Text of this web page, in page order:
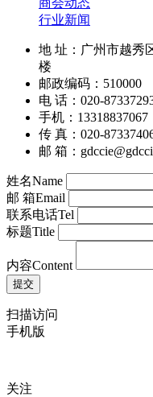
行业新闻
地 址：广州市越秀
楼
邮政编码：510000
电 话：020-
手机：13318837067
传 真：020-
邮 箱：
姓名Name
邮 箱Email
联系电话Tel
标题Title
内容Content
扫描访问
手机版
关注